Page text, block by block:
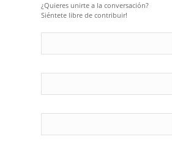
¿Quieres unirte a la conversación?
Siéntete libre de contribuir!